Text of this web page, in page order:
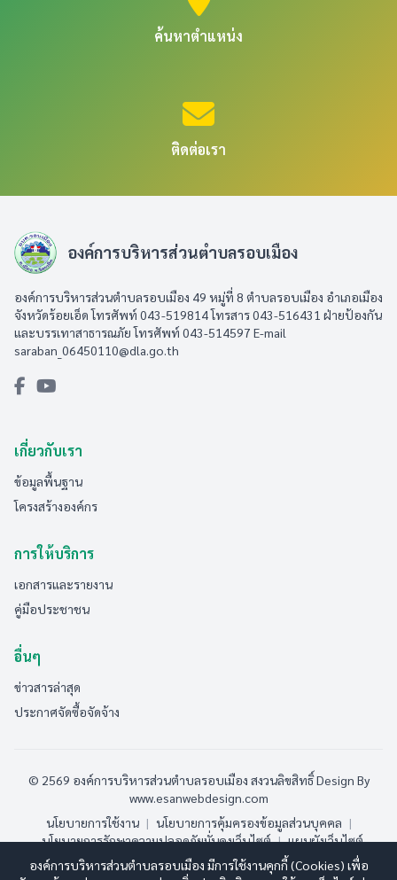
ค้นหาตำแหน่ง
ติดต่อเรา
องค์การบริหารส่วนตำบลรอบเมือง
องค์การบริหารส่วนตำบลรอบเมือง 49 หมู่ที่ 8 ตำบลรอบเมือง อำเภอเมือง
จังหวัดร้อยเอ็ด โทรศัพท์ 043-519814 โทรสาร 043-516431​ ฝ่ายป้องกัน
และบรรเทาสาธารณภัย โทรศัพท์ 043-514597 E-mail
saraban_06450110@dla.go.th
เกี่ยวกับเรา
ข้อมูลพื้นฐาน
โครงสร้างองค์กร
การให้บริการ
เอกสารและรายงาน
คู่มือประชาชน
อื่นๆ
ข่าวสารล่าสุด
ประกาศจัดซื้อจัดจ้าง
© 2569 องค์การบริหารส่วนตำบลรอบเมือง สงวนลิขสิทธิ์Design By
www.esanwebdesign.com
นโยบายการใช้งาน | นโยบายการคุ้มครองข้อมูลส่วนบุคคล |
นโยบายการรักษาความปลอดภัยมั่นคงเว็บไซต์ | แผนผังเว็บไซต์
ออนไลน์: 5 ทั้งหมด:173 (ดูสถิติทั้งหมด)
องค์การบริหารส่วนตำบลรอบเมือง มีการใช้งานคุกกี้ (Cookies) เพื่อ